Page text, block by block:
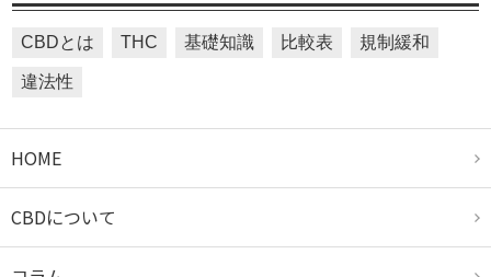
CBDとは THC 基礎知識 比較表 規制緩和
違法性
HOME
CBDについて